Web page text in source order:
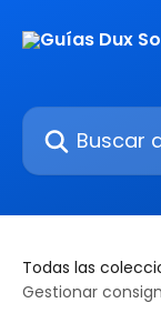
Buscar artículos...
Todas las
Gestionar